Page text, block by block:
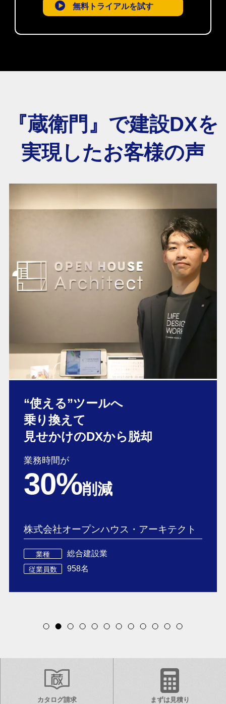
無料トライアルを試す
『蔵衛門』で建設DXを
実現したお客様の声
“使える”ツールへ
乗り換えて
見せかけのDXから脱却
業務時間が
30%削減
株式会社オープンハウス・アーキテクト
業種 総合建設業
従業員数 958名
カタログ請求 まずは見積り